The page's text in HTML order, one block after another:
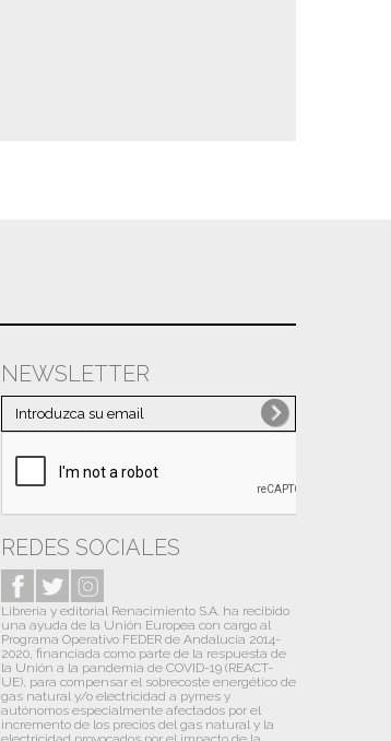
NEWSLETTER
REDES SOCIALES
Librería y editorial Renacimiento S.A. ha recibido
una ayuda de la Unión Europea con cargo al
Programa Operativo FEDER de Andalucía 2014-
2020, financiada como parte de la respuesta de
la Unión a la pandemia de COVID-19 (REACT-
UE), para compensar el sobrecoste energético de
gas natural y/o electricidad a pymes y
autónomos especialmente afectados por el
incremento de los precios del gas natural y la